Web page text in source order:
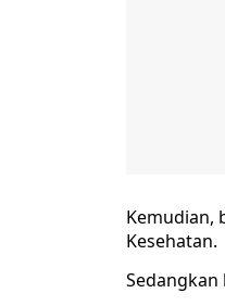
Kemudian,
Kesehatan.